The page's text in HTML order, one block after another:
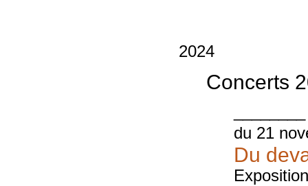
2024
Concerts
du 21
Du
Exposition